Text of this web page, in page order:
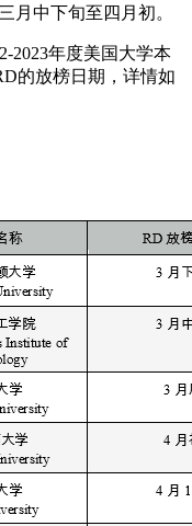
月中下旬至四月初。
2023年度美国大学本
的放榜日期，详情如